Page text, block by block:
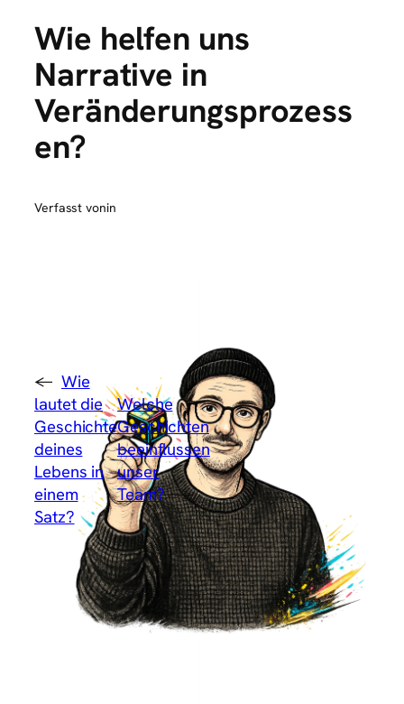
Wie helfen uns
Narrative in
Veränderungsprozess
en?
Verfasst vonin
← Wie
lautet die
Geschichte
deines
Lebens in
einem
Satz?
Welche
Geschichten
beeinflussen
unser
Team? →